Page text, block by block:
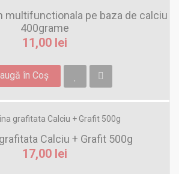
multifunctionala pe baza de calciu
400grame
11,00 lei
în Coş
Calciu + Grafit 500g
17,00 lei